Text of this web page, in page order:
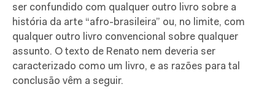
ser confundido com qualquer outro livro sobre a
história da arte “afro-brasileira” ou, no limite, com
qualquer outro livro convencional sobre qualquer
assunto. O texto de Renato nem deveria ser
caracterizado como um livro, e as razões para tal
conclusão vêm a seguir.